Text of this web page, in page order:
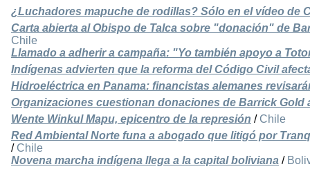
¿Luchadores mapuche de rodillas? Sólo en el vídeo de
Carta abierta al Obispo de Talca sobre "donación" de
Chile
Llamado a adherir a campaña: "Yo también apoyo a
Indígenas advierten que la reforma del Código Civil
Hidroeléctrica en Panama: financistas alemanes
Organizaciones cuestionan donaciones de Barrick Gold
Wente Winkul Mapu, epicentro de la represión / Chile
Red Ambiental Norte funa a abogado que litigó por
/ Chile
Novena marcha indígena llega a la capital boliviana /